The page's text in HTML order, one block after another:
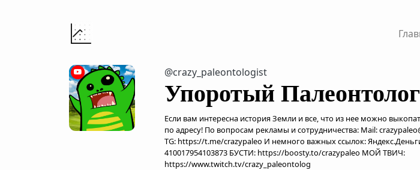
@crazy_paleontologist
Упоротый Палеонтолог
Если вам интересна история Земли и все, что из нее можно
по адресу! По вопросам рекламы и сотрудничества: Mail:
TG: https://t.me/crazypaleo И немного важных ссылок:
410017954103873 БУСТИ: https://boosty.to/crazypaleo МОЙ ТВИЧ:
https://www.twitch.tv/crazy_paleontolog